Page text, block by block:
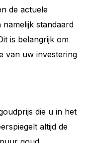
de actuele
standaard
is belangrijk om
van uw investering
die u in het
altijd de